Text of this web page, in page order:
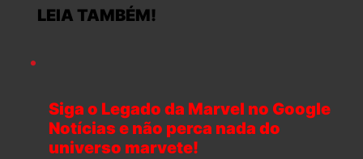
LEIA TAMBÉM!
Siga o Legado da Marvel no Google
Notícias e não perca nada do
universo marvete!